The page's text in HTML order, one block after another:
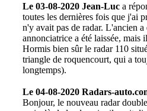
Le 03-08-2020 Jean-Luc a
toutes les dernières fois que j'ai
n'y avait pas de radar. L'ancien a
annonciatrice a été laissée, mais
Hormis bien sûr le radar 110
triangle de roquencourt, qui a
longtemps).
Le 04-08-2020 Radars-
Bonjour, le nouveau radar